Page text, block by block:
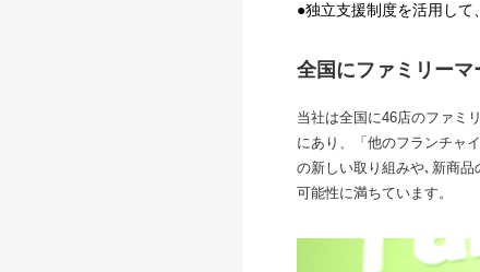
●独立支援制度を活用して
全国にファミリーマ
当社は全国に46店のファミ
にあり、「他のフランチャ
の新しい取り組みや､新商品
可能性に満ちています。